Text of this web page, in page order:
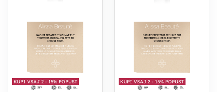
KUPI VSAJ 2 - 15% POPUST KUPI VSAJ 2 - 15% POPUST